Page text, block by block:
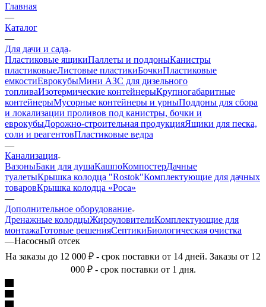
Главная
—
Каталог
—
Для дачи и сада
Пластиковые ящикиПаллеты и поддоныКанистры
пластиковыеЛистовые пластикиБочкиПластиковые
емкостиЕврокубыМини АЗС для дизельного
топливаИзотермические контейнерыКрупногабаритные
контейнерыМусорные контейнеры и урныПоддоны для сбора
и локализации проливов под канистры, бочки и
еврокубыДорожно-строительная продукцияЯщики для песка,
соли и реагентовПластиковые ведра
—
Канализация
ВазоныБаки для душаКашпоКомпостерДачные
туалетыКрышка колодца "Rostok"Комплектующие для дачных
товаровКрышка колодца «Роса»
—
Дополнительное оборудование
Дренажные колодцыЖироуловителиКомплектующие для
монтажаГотовые решенияСептикиБиологическая очистка
—Насосный отсек
На заказы до 12 000 ₽ - срок поставки от 14 дней. Заказы от 12
000 ₽ - срок поставки от 1 дня.